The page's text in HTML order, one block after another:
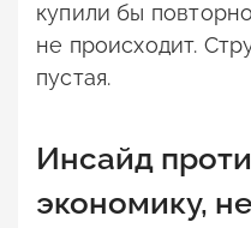
купили бы
не происходит.
пустая.
Инсайд
экономику,